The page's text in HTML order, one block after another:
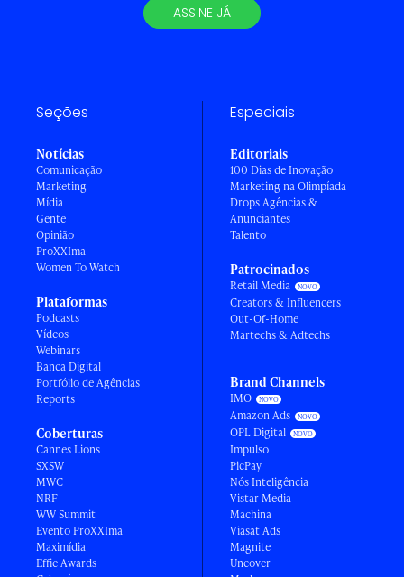
ASSINE JÁ
Seções
Notícias
Comunicação
Marketing
Mídia
Gente
Opinião
ProXXIma
Women To Watch
Plataformas
Podcasts
Vídeos
Webinars
Banca Digital
Portfólio de Agências
Reports
Coberturas
Cannes Lions
SXSW
MWC
NRF
WW Summit
Evento ProXXIma
Maximídia
Effie Awards
Especiais
Editoriais
100 Dias de Inovação
Marketing na Olimpíada
Drops Agências &
Anunciantes
Talento
Patrocinados
Retail Media
Creators & Influencers
Out-Of-Home
Martechs & Adtechs
Brand Channels
IMO
Amazon Ads
OPL Digital
Impulso
PicPay
Nós Inteligência
Vistar Media
Machina
Viasat Ads
Magnite
Uncover